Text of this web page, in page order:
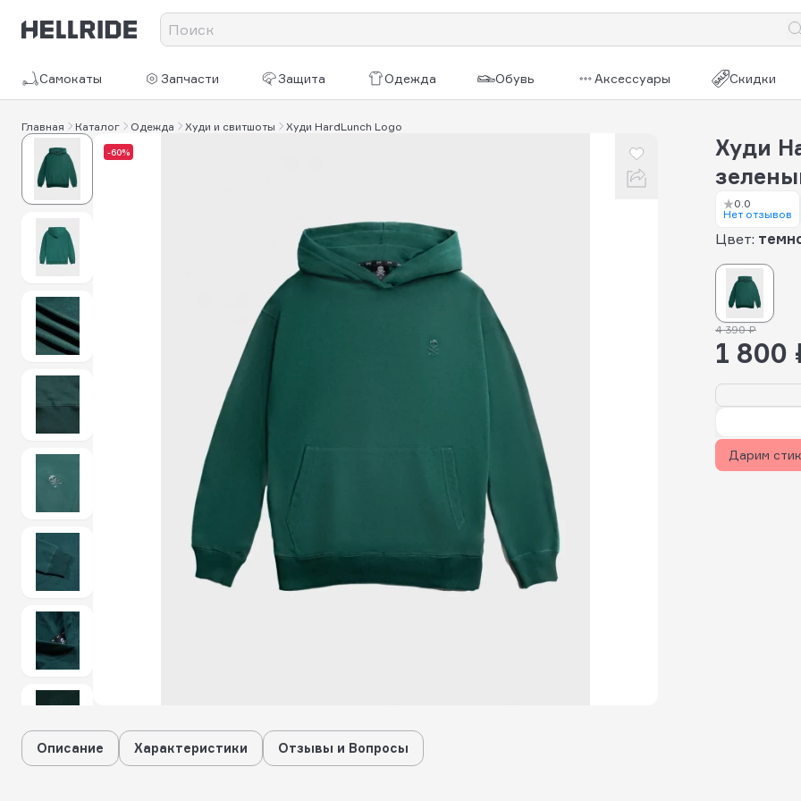
Самокаты Запчасти Защита Одежда Обувь Аксессуары Скидки
Главная Каталог Одежда Худи и свитшоты Худи HardLunch Logo
-60%
Худи
0.0
Нет отзывов
Цвет:
4 390 ₽
1 800
Дарим
Описание Характеристики Отзывы и Вопросы